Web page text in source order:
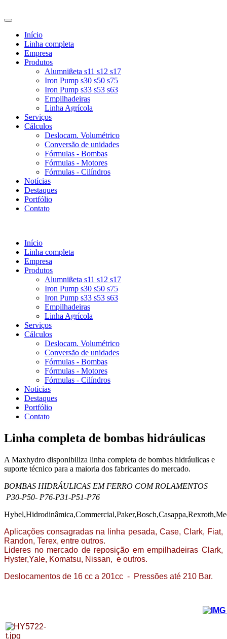
Início
Linha completa
Empresa
Produtos
Alumnißeta s11 s12 s17
Iron Pump s30 s50 s75
Iron Pump s33 s53 s63
Empilhadeiras
Linha Agrícola
Serviços
Cálculos
Deslocam. Volumétrico
Conversão de unidades
Fórmulas - Bombas
Fórmulas - Motores
Fórmulas - Cilíndros
Notícias
Destaques
Portfólio
Contato
Início
Linha completa
Empresa
Produtos
Alumnißeta s11 s12 s17
Iron Pump s30 s50 s75
Iron Pump s33 s53 s63
Empilhadeiras
Linha Agrícola
Serviços
Cálculos
Deslocam. Volumétrico
Conversão de unidades
Fórmulas - Bombas
Fórmulas - Motores
Fórmulas - Cilíndros
Notícias
Destaques
Portfólio
Contato
Linha completa de bombas hidráulicas
A Maxhydro disponibiliza linha completa de bombas hidráulicas e
suporte técnico para a maioria dos fabricantes do mercado.
BOMBAS HIDRÁULICAS EM FERRO COM ROLAMENTOS
P30-P50- P76-P31-P51-P76
Aplicações consagradas na linha pesada, Case, Clark, Fiat,
Randon, Terex, entre outros.
Lideres no mercado de reposição em empilhadeiras Clark,
Hyster,Yale, Komatsu, Nissan, e outros.
Deslocamentos de 16 cc a 201cc - Pressões até 210 Bar.